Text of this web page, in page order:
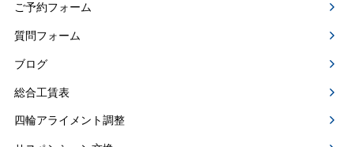
ご予約フォーム
質問フォーム
ブログ
総合工賃表
四輪アライメント調整